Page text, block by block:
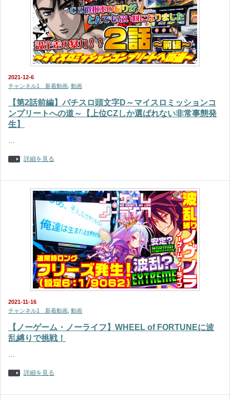
2021-12-6
チャンネル1 新着動画 動画
【第2話前編】パチスロ頭文字D～マイスロミッションコ
ンプリートへの道～【上位CZしか選ばれない非常事態発
生】
詳細を見る
2021-11-16
チャンネル1 新着動画 動画
【ノーゲーム・ノーライフ】WHEEL of FORTUNEに波
乱縛りで挑戦！
詳細を見る